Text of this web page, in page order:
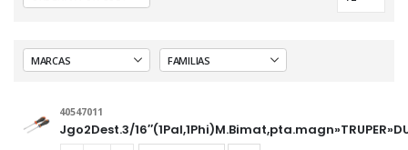
40547011
Jgo2Dest.3/